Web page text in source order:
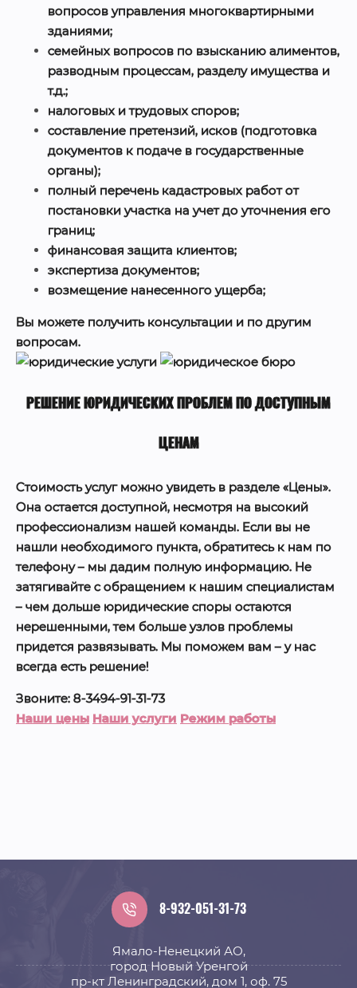
вопросов управления многоквартирными
зданиями;
семейных вопросов по взысканию алиментов,
разводным процессам, разделу имущества и
т.д.;
налоговых и трудовых споров;
составление претензий, исков (подготовка
документов к подаче в государственные
органы);
полный перечень кадастровых работ от
постановки участка на учет до уточнения его
границ;
финансовая защита клиентов;
экспертиза документов;
возмещение нанесенного ущерба;
Вы можете получить консультации и по другим
вопросам.
РЕШЕНИЕ ЮРИДИЧЕСКИХ ПРОБЛЕМ ПО ДОСТУПНЫМ
ЦЕНАМ
Стоимость услуг можно увидеть в разделе «Цены».
Она остается доступной, несмотря на высокий
профессионализм нашей команды. Если вы не
нашли необходимого пункта, обратитесь к нам по
телефону – мы дадим полную информацию. Не
затягивайте с обращением к нашим специалистам
– чем дольше юридические споры остаются
нерешенными, тем больше узлов проблемы
придется развязывать. Мы поможем вам – у нас
всегда есть решение!
Звоните: 8-3494-91-31-73
Наши цены Наши услуги Режим работы
Ямало-Ненецкий АО,
город Новый Уренгой
пр-кт Ленинградский, дом 1, оф. 75
8-932-051-31-73